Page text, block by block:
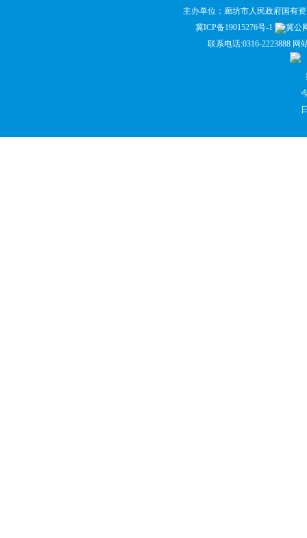
主办单位：廊坊市人民政府国有
冀ICP备19015276号-1
冀公
联系电话:0316-2223888 网